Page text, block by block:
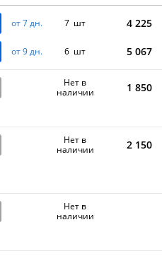
от 7 дн. 7 шт 4 225
от 9 дн. 6 шт 5 067
Нет в
наличии
1 850
Нет в
наличии
2 150
Нет в
наличии